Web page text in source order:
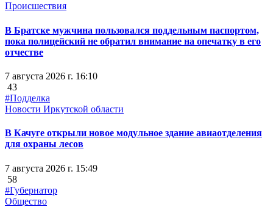
Происшествия
В Братске мужчина пользовался поддельным паспортом,
пока полицейский не обратил внимание на опечатку в его
отчестве
7 августа 2026 г. 16:10
43
#Подделка
Новости Иркутской области
В Качуге открыли новое модульное здание авиаотделения
для охраны лесов
7 августа 2026 г. 15:49
58
#Губернатор
Общество